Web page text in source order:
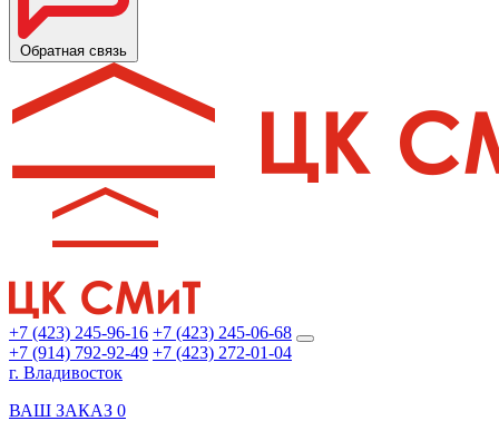
Обратная связь
+7 (423) 245-96-16 +7 (423) 245-06-68
+7 (914) 792-92-49 +7 (423) 272-01-04
г. Владивосток
ВАШ ЗАКАЗ 0